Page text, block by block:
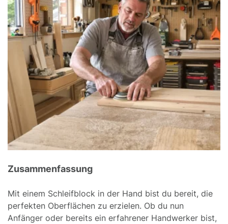
Zusammenfassung
Mit einem Schleifblock in der Hand bist du bereit, die
perfekten Oberflächen zu erzielen. Ob du nun
Anfänger oder bereits ein erfahrener Handwerker bist,